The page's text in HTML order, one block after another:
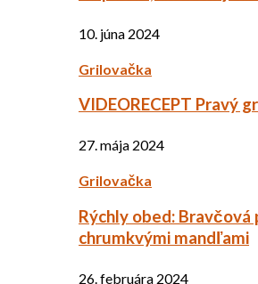
10. júna 2024
Grilovačka
VIDEORECEPT Pravý
27. mája 2024
Grilovačka
Rýchly obed: Bravčová
chrumkvými mandľami
26. februára 2024